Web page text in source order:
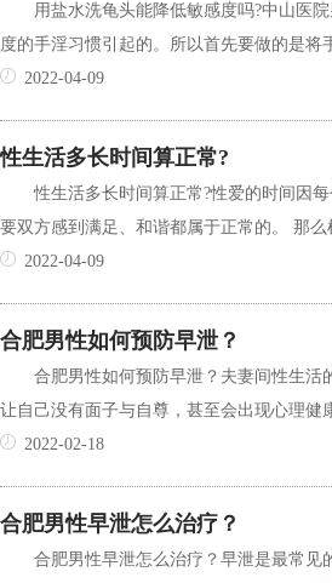
用盐水洗龟头能降低敏感度吗?中山医
度的手淫习惯引起的。所以首先要做的是将
2022-04-09
性生活多长时间算正常?
性生活多长时间算正常?性爱的时间因
要双方感到满足、和谐都属于正常的。 那么
2022-04-09
合肥男性如何预防早泄？
合肥男性如何预防早泄？夫妻间性生活
让自己没有面子与自尊，甚至会出现心理健
2022-02-18
合肥男性早泄怎么治疗？
合肥男性早泄怎么治疗？早泄是最常见